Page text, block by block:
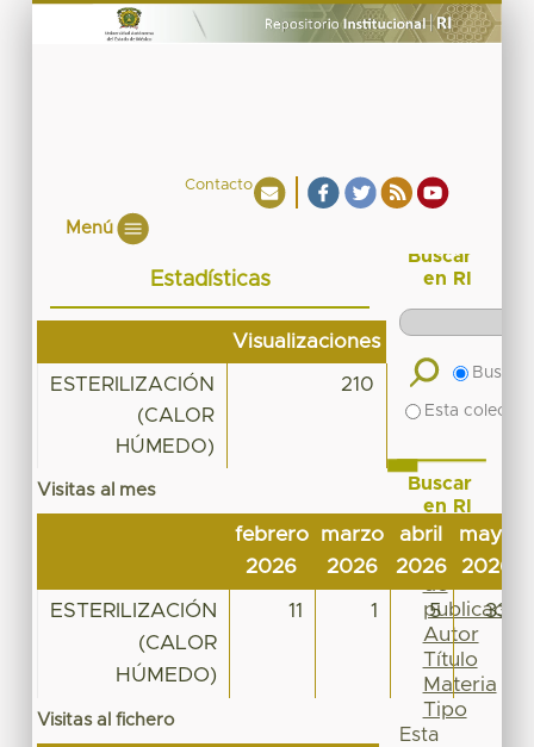
Contacto
Menú
Estadísticas
Visualizaciones
ESTERILIZACIÓN
(CALOR
HÚMEDO)
210
Visitas al mes
febrero
2026
marzo
2026
abril
2026
mayo
2026
ESTERILIZACIÓN
(CALOR
HÚMEDO)
11 1 5 33
Visitas al fichero
Buscar
en RI
Buscar
Esta
Buscar
en RI
Por
Fecha
de
publicación
Autor
Título
Materia
Tipo
Esta